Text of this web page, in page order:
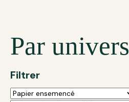
Par univers
Filtrer